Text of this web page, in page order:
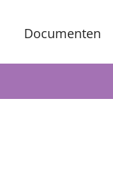
Documenten